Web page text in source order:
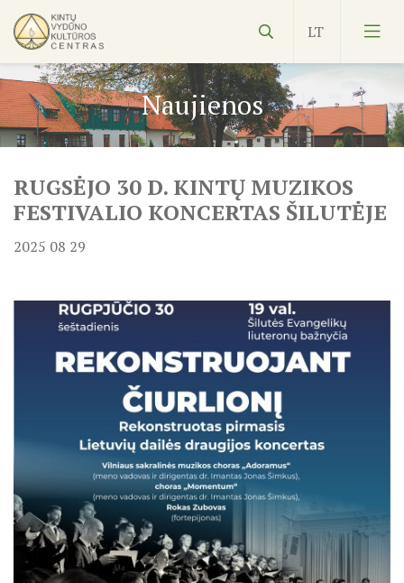
Vydūnas
Kultūros pasas
NVŠ
Veiklos planas
KILNOJAMOJI Emalio darbų paroda KLAIPĖDOS
ŠILUTĖS ŽRVVG ,,ŽUVĖJŲ KRAŠTAS" PROJEKTAS 2025/
KULTŪROS MINISTERIJOS PROJEKTAS ''KODAS:
KPD PROJEKTAS ,,MAŽOSIOS LIETUVOS MOKYKLA-
KPD PROJEKTAS ,,MAŽOSIOS LIETUVOS MOKYKLA-
KPD PROJEKTAS ,,MAŽOSIOS LIETUVOS MOKYKLA-
Naujienos
RUGSĖJO 30 D. KINTŲ MUZIKOS
FESTIVALIO KONCERTAS ŠILUTĖJE
2025 08 29